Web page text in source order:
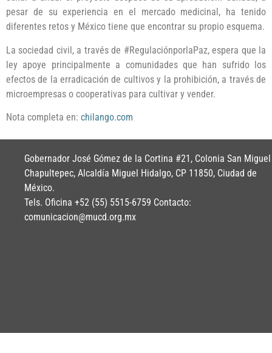
pesar de su experiencia en el mercado medicinal, ha tenido
diferentes retos y México tiene que encontrar su propio esquema.
La sociedad civil, a través de #RegulaciónporlaPaz, espera que la
ley apoye principalmente a comunidades que han sufrido los
efectos de la erradicación de cultivos y la prohibición, a través de
microempresas o cooperativas para cultivar y vender.
Nota completa en: chilango.com
Gobernador José Gómez de la Cortina #21, Colonia San Miguel
Chapultepec, Alcaldía Miguel Hidalgo, CP 11850, Ciudad de
México.
Tels. Oficina +52 (55) 5515-6759 Contacto:
comunicacion@mucd.org.mx